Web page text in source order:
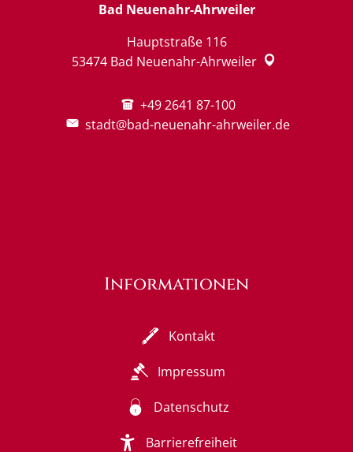
Bad Neuenahr-Ahrweiler
Hauptstraße 116
53474 Bad Neuenahr-Ahrweiler
+49 2641 87-100
stadt@bad-neuenahr-ahrweiler.de
Informationen
Kontakt
Impressum
Datenschutz
Barrierefreiheit